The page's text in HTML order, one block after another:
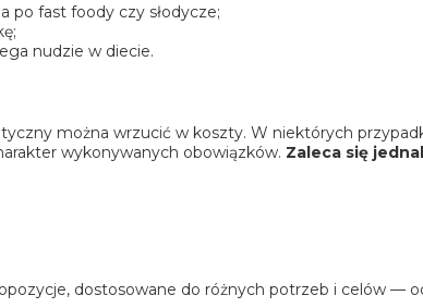
po fast foody czy słodycze;
nudzie w diecie.
można wrzucić w koszty. W niektórych
wykonywanych obowiązków. Zaleca się
dostosowane do różnych potrzeb i celów —